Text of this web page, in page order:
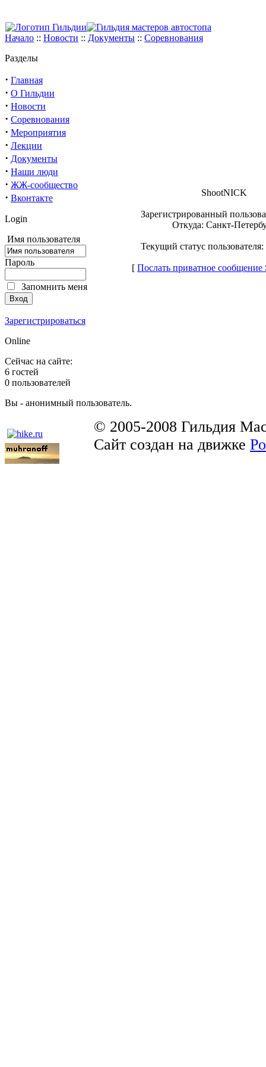
Начало :: Новости :: Документы :: Соревнования
Разделы
· Главная
· О Гильдии
· Новости
· Соревнования
· Мероприятия
· Лекции
· Документы
· Наши люди
· ЖЖ-сообщество
· Вконтакте
Login
Имя пользователя
Пароль
Запомнить меня
Зарегистрироваться
Online
Сейчас на сайте:
6 гостей
0 пользователей
Вы - анонимный пользователь.
ShootNICK
Зарегистрированный
Откуда: Санкт-
Текущий статус
[ Послать приватное
© 2005-2008 Гильдия
Сайт создан на движке